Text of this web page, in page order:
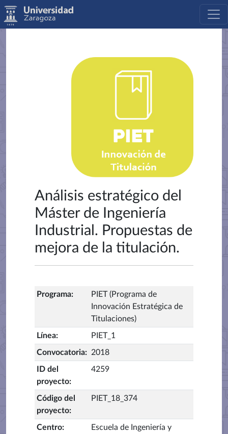
Análisis estratégico del
Máster de Ingeniería
Industrial. Propuestas de
mejora de la titulación.
Programa:
PIET (Programa de
Innovación Estratégica de
Titulaciones)
Línea: PIET_1
Convocatoria: 2018
ID del
proyecto:
4259
Código del
proyecto:
PIET_18_374
Centro:
Escuela de Ingeniería y